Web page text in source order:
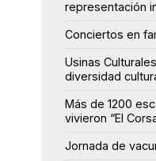
representación
Conciertos en
Usinas
diversidad
Más de 1200
vivieron “El
Jornada de